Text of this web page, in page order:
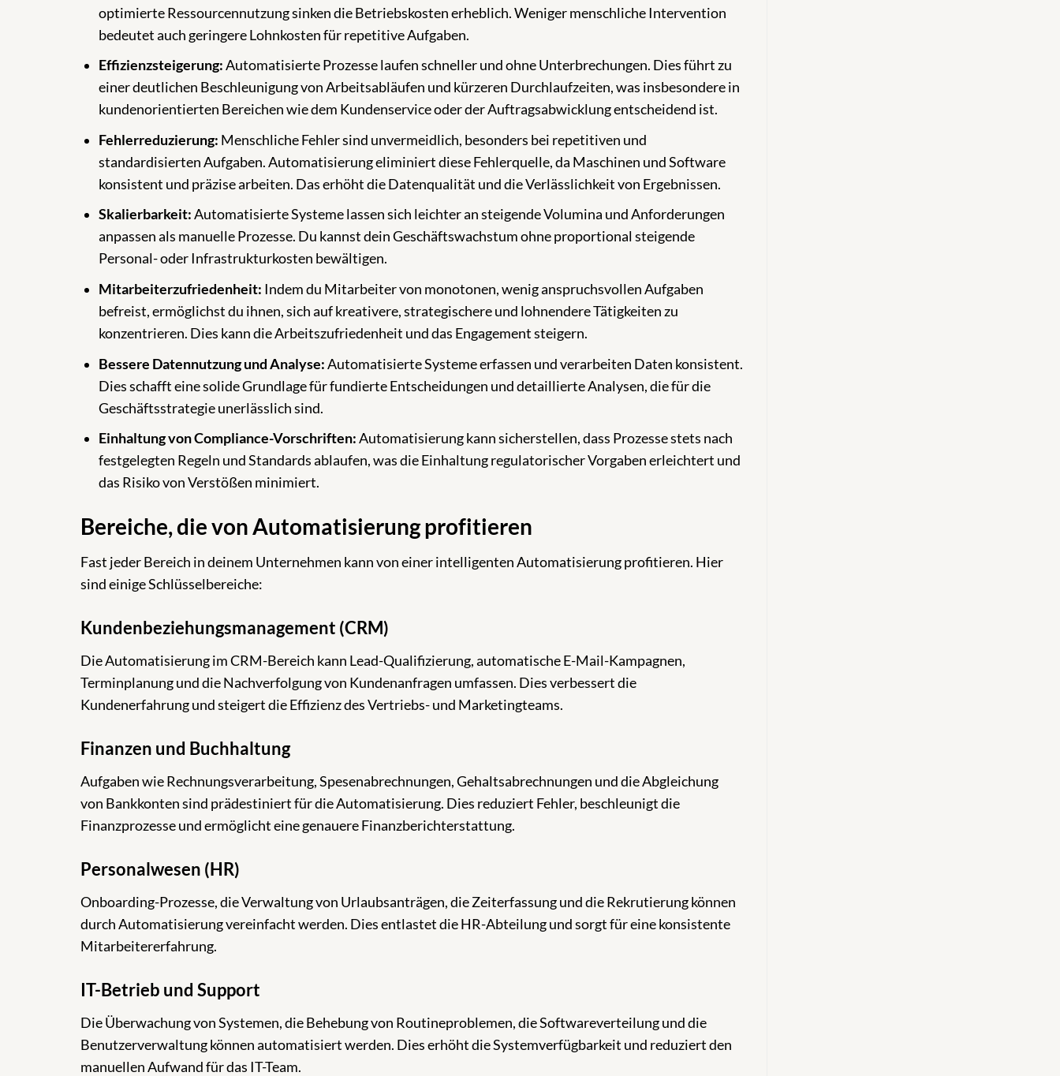
optimierte Ressourcennutzung sinken die Betriebskosten erheblich. Weniger menschliche Intervention
bedeutet auch geringere Lohnkosten für repetitive Aufgaben.
Effizienzsteigerung:Automatisierte Prozesse laufen schneller und ohne Unterbrechungen. Dies führt zu
einer deutlichen Beschleunigung von Arbeitsabläufen und kürzeren Durchlaufzeiten, was insbesondere in
kundenorientierten Bereichen wie dem Kundenservice oder der Auftragsabwicklung entscheidend ist.
Fehlerreduzierung: Menschliche Fehler sind unvermeidlich, besonders bei repetitiven und
standardisierten Aufgaben. Automatisierung eliminiert diese Fehlerquelle, da Maschinen und Software
konsistent und präzise arbeiten. Das erhöht die Datenqualität und die Verlässlichkeit von Ergebnissen.
Skalierbarkeit:Automatisierte Systeme lassen sich leichter an steigende Volumina und Anforderungen
anpassen als manuelle Prozesse. Du kannst dein Geschäftswachstum ohne proportional steigende
Personal- oder Infrastrukturkosten bewältigen.
Mitarbeiterzufriedenheit: Indem du Mitarbeiter von monotonen, wenig anspruchsvollen Aufgaben
befreist, ermöglichst du ihnen, sich auf kreativere, strategischere und lohnendere Tätigkeiten zu
konzentrieren. Dies kann die Arbeitszufriedenheit und das Engagement steigern.
Bessere Datennutzung und Analyse:Automatisierte Systeme erfassen und verarbeiten Daten konsistent.
Dies schafft eine solide Grundlage für fundierte Entscheidungen und detaillierte Analysen, die für die
Geschäftsstrategie unerlässlich sind.
Einhaltung von Compliance-Vorschriften:Automatisierung kann sicherstellen, dass Prozesse stets nach
festgelegten Regeln und Standards ablaufen, was die Einhaltung regulatorischer Vorgaben erleichtert und
das Risiko von Verstößen minimiert.
Bereiche, die von Automatisierung profitieren
Fast jeder Bereich in deinem Unternehmen kann von einer intelligenten Automatisierung profitieren. Hier
sind einige Schlüsselbereiche:
Kundenbeziehungsmanagement (CRM)
Die Automatisierung im CRM-Bereich kann Lead-Qualifizierung, automatische E-Mail-Kampagnen,
Terminplanung und die Nachverfolgung von Kundenanfragen umfassen. Dies verbessert die
Kundenerfahrung und steigert die Effizienz des Vertriebs- und Marketingteams.
Finanzen und Buchhaltung
Aufgaben wie Rechnungsverarbeitung, Spesenabrechnungen, Gehaltsabrechnungen und die Abgleichung
von Bankkonten sind prädestiniert für die Automatisierung. Dies reduziert Fehler, beschleunigt die
Finanzprozesse und ermöglicht eine genauere Finanzberichterstattung.
Personalwesen (HR)
Onboarding-Prozesse, die Verwaltung von Urlaubsanträgen, die Zeiterfassung und die Rekrutierung können
durch Automatisierung vereinfacht werden. Dies entlastet die HR-Abteilung und sorgt für eine konsistente
Mitarbeitererfahrung.
IT-Betrieb und Support
Die Überwachung von Systemen, die Behebung von Routineproblemen, die Softwareverteilung und die
Benutzerverwaltung können automatisiert werden. Dies erhöht die Systemverfügbarkeit und reduziert den
manuellen Aufwand für das IT-Team.